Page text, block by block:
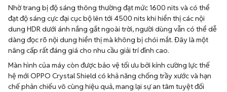
Nhờ trang bị độ sáng thông thường đạt mức 1600 nits và có thể
đạt độ sáng cực đại cục bộ lên tới 4500 nits khi hiển thị các nội
dung HDR dưới ánh nắng gắt ngoài trời, người dùng vẫn có thể dễ
dàng đọc rõ nội dung hiển thị mà không bị chói mắt. Đây là một
nâng cấp rất đáng giá cho nhu cầu giải trí đỉnh cao.
Màn hình của máy còn được bảo vệ tối ưu bởi kính cường lực thế
hệ mới OPPO Crystal Shield có khả năng chống trầy xước và hạn
chế phản chiếu vô cùng hiệu quả, mang lại sự an tâm tuyệt đối